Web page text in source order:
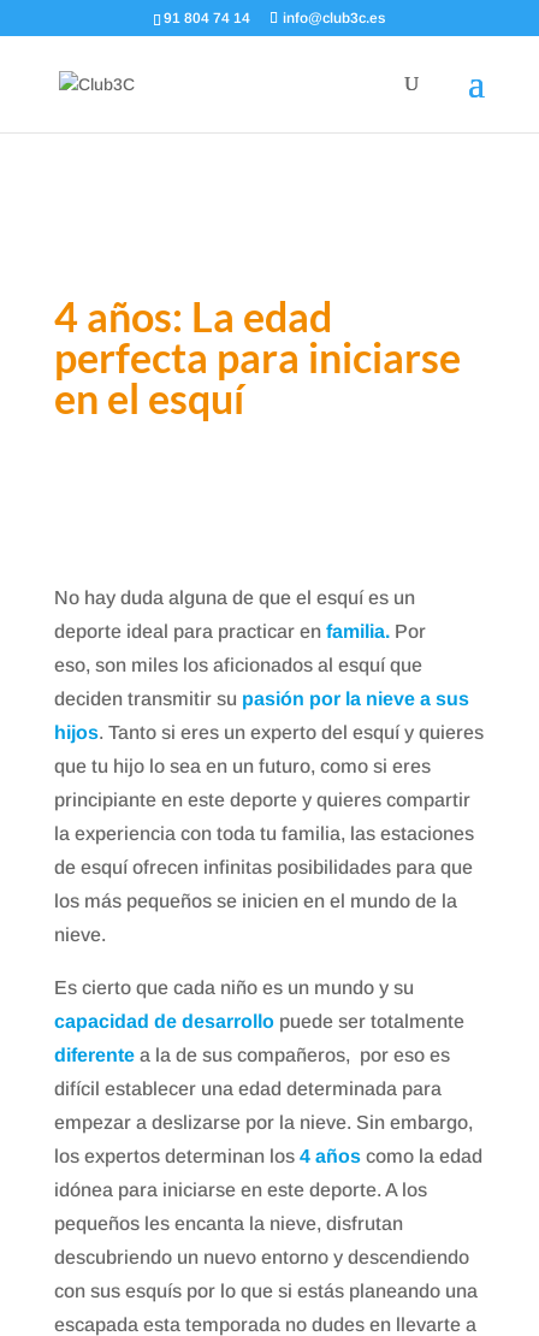
91 804 74 14 info@club3c.es
4 años: La edad
perfecta para iniciarse
en el esquí
No hay duda alguna de que el esquí es un
deporte ideal para practicar en familia. Por
eso, son miles los aficionados al esquí que
deciden transmitir su pasión por la nieve a sus
hijos. Tanto si eres un experto del esquí y quieres
que tu hijo lo sea en un futuro, como si eres
principiante en este deporte y quieres compartir
la experiencia con toda tu familia, las estaciones
de esquí ofrecen infinitas posibilidades para que
los más pequeños se inicien en el mundo de la
nieve.
Es cierto que cada niño es un mundo y su
capacidad de desarrollopuede ser totalmente
diferente a la de sus compañeros, por eso es
difícil establecer una edad determinada para
empezar a deslizarse por la nieve. Sin embargo,
los expertos determinan los 4 años como la edad
idónea para iniciarse en este deporte. A los
pequeños les encanta la nieve, disfrutan
descubriendo un nuevo entorno y descendiendo
con sus esquís por lo que si estás planeando una
escapada esta temporada no dudes en llevarte a